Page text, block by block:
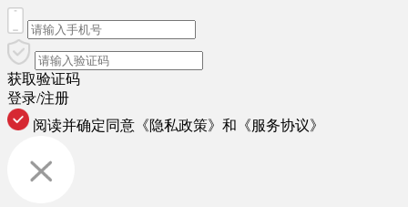
获取验证码
登录/注册
阅读并确定同意 《隐私政策》 和 《服务协议》